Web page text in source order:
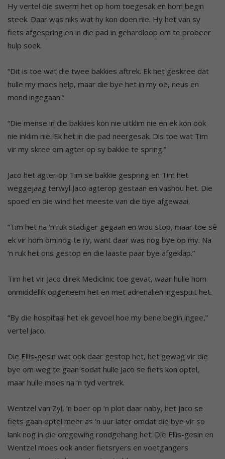
Hy vertel die swerm het op hom toegesak en hom begin
steek. Daar was niks wat hy kon doen nie. Hy het van sy
fiets afgespring en in die pad in gehardloop om te probeer
hulp soek.
“Dit is toe wat die twee bakkies aftrek. Ek het geskree dat
hulle my moes help, maar die bye het in my oë, neus en
mond ingegaan.”
“Die mense in die bakkies kon nie uitklim nie en ek kon ook
nie inklim nie. Ek het in die pad neergesak. Dis toe wat Tim
vir my skree om agter op sy bakkie te spring.”
Jaco het agter op Tim se bakkie gespring en Tim het
weggejaag terwyl Jaco agterop gestaan en vashou het. Die
spoed en die wind het meeste van die bye afgewaai.
“Tim het na ‘n ruk stadiger gegaan en wou stop, maar toe sê
ek vir hom om nog te ry, want daar was nog bye op my. Na
‘n ruk het ons gestop en die laaste paar bye afgeklap.”
Tim het vir Jaco direk Mediclinic toe gevat, waar hulle hom
onmiddellik opgeneem het en met adrenalien ingespuit het.
“By die hospitaal het ek gevoel hoe my bene begin ingee,”
vertel Jaco.
Die Ellis-gesin wat ook daar gestop het, het gewag vir die
bye om weg te gaan sodat hulle Jaco se fiets kon optel,
maar hulle moes na ‘n tyd vertrek.
Wentzel van Zyl, ‘n boer op ‘n plot daar naby, het Jaco se
fiets gaan optel meer as ‘n uur later omdat die bye vir so
lank nog in die omgewing rondgehang het. Die Ellis-gesin en
Wentzel moes ook ander fietsryers en voetgangers